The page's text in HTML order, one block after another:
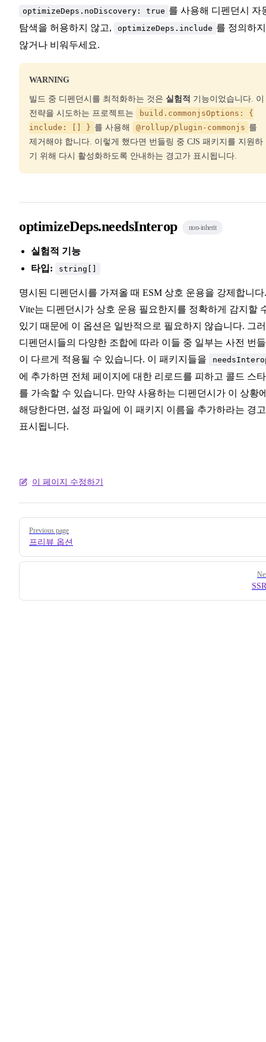
optimizeDeps.noDiscovery: true 를 사용해 디펜던시 자
탐색을 허용하지 않고,
optimizeDeps.include 를 정의하지
않거나 비워두세요.
WARNING
빌드 중 디펜던시를 최적화하는 것은 실험적 기능이었습니다. 이
전략을 시도하는 프로젝트는
build.commonjsOptions: {
include: [] } 를 사용해 @rollup/plugin-commonjs 를
제거해야 합니다. 이렇게 했다면 번들링 중 CJS 패키지를 지원하
기 위해 다시 활성화하도록 안내하는 경고가 표시됩니다.
optimizeDeps.needsInterop non-inherit
실험적 기능
타입:
string[]
명시된 디펜던시를 가져올 때 ESM 상호 운용을 강제합니다.
Vite는 디펜던시가 상호 운용 필요한지를 정확하게 감지할
있기 때문에 이 옵션은 일반적으로 필요하지 않습니다. 그
디펜던시들의 다양한 조합에 따라 이들 중 일부는 사전 번
이 다르게 적용될 수 있습니다. 이 패키지들을
에 추가하면 전체 페이지에 대한 리로드를 피하고 콜드 스
를 가속할 수 있습니다. 만약 사용하는 디펜던시가 이 상황
해당한다면, 설정 파일에 이 패키지 이름을 추가하라는 경
표시됩니다.
이 페이지 수정하기
Pager
Previous page
프리뷰 옵션